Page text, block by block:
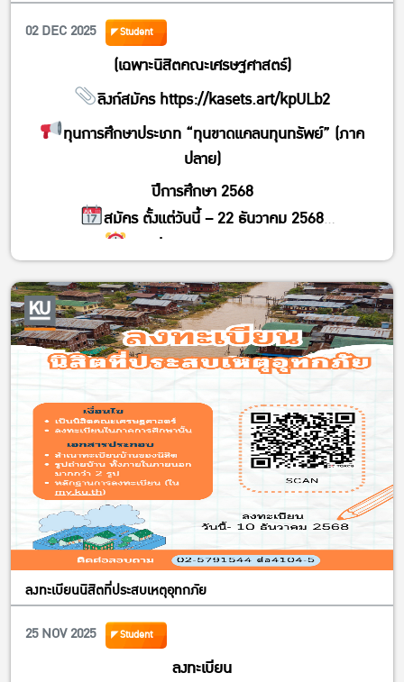
02 DEC 2025
Student
(เฉพาะนิสิตคณะเศรษฐศาสตร์)
ลิงก์สมัครhttps://kasets.art/kpULb2
ทุนการศึกษาประเภท “ทุนขาดแคลนทุนทรัพย์” (ภาค
ปลาย)
ปีการศึกษา 2568
สมัคร ตั้งแต่วันนี้ – 22 ธันวาคม 2568
เวลาส่ง 09.00 น. – 18.00 น.
เศรษฐศาสตร์
ลงทะเบียนนิสิตที่ประสบเหตุอุทกภัย
25 NOV 2025
Student
ลงทะเบียน